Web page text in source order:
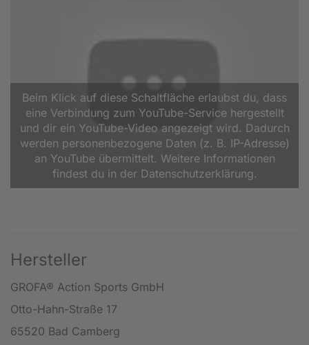
Beim Klick auf diese Schaltfläche erlaubst du, dass
eine Verbindung zum YouTube-Service hergestellt
und dir ein YouTube-Video angezeigt wird. Dadurch
werden personenbezogene Daten (z. B. IP-Adresse)
an YouTube übermittelt. Weitere Informationen
findest du in der Datenschutzerklärung.
Hersteller
GROFA® Action Sports GmbH
Otto-Hahn-Straße 17
65520 Bad Camberg